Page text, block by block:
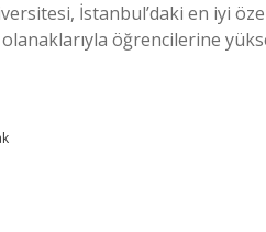
İstanbul’daki en iyi
öğrencilerine